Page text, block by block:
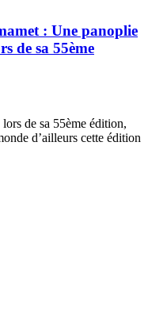
: Une panoplie
de sa 55ème
de sa 55ème édition,
d’ailleurs cette édition